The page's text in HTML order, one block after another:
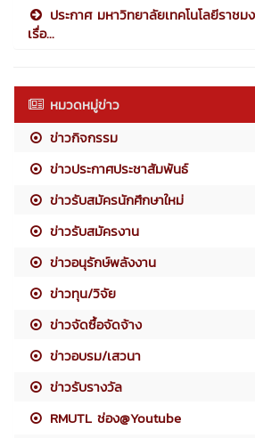
ประกาศ มหาวิทยาลัยเทคโนโลยีราช
เรื่อ...
หมวดหมู่ข่าว
ข่าวกิจกรรม
ข่าวประกาศประชาสัมพันธ์
ข่าวรับสมัครนักศึกษาใหม่
ข่าวรับสมัครงาน
ข่าวอนุรักษ์พลังงาน
ข่าวทุน/วิจัย
ข่าวจัดซื้อจัดจ้าง
ข่าวอบรม/เสวนา
ข่าวรับรางวัล
RMUTL ช่อง@Youtube